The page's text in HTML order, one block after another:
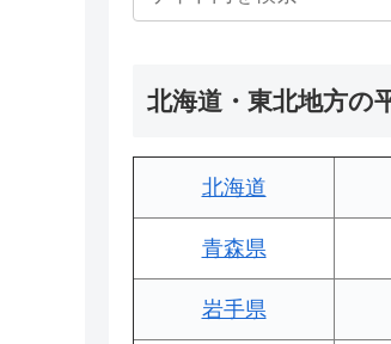
北海道・東北地方の
北海道
青森県
岩手県